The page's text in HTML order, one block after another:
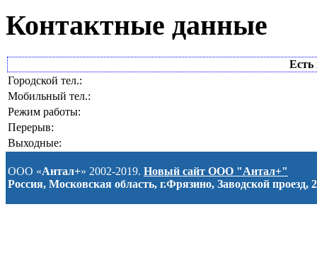
Контактные данные
Есть
Городской тел.:
Мобильный тел.:
Режим работы:
Перерыв:
Выходные:
ООО «Антал+» 2002-2019. Новый сайт ООО "Антал+"
Россия, Московская область, г.Фрязино, Заводской проезд, 2